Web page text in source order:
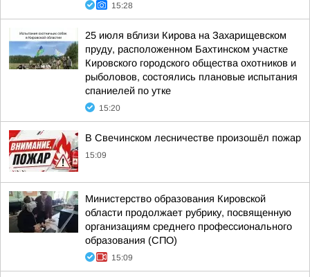
15:28
25 июля вблизи Кирова на Захарищевском
пруду, расположенном Бахтинском участке
Кировского городского общества охотников и
рыболовов, состоялись плановые испытания
спаниелей по утке
15:20
В Свечинском лесничестве произошёл пожар
15:09
Министерство образования Кировской
области продолжает рубрику, посвященную
организациям среднего профессионального
образования (СПО)
15:09